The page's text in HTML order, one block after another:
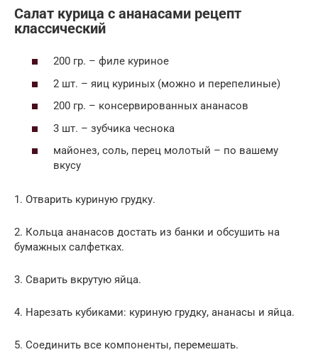
Салат курица с ананасами рецепт
классический
200 гр. – филе куриное
2 шт. – яиц куриных (можно и перепелиные)
200 гр. – консервированных ананасов
3 шт. – зубчика чеснока
майонез, соль, перец молотый – по вашему
вкусу
1. Отварить куриную грудку.
2. Кольца ананасов достать из банки и обсушить на
бумажных салфетках.
3. Сварить вкрутую яйца.
4. Нарезать кубиками: куриную грудку, ананасы и яйца.
5. Соединить все компоненты, перемешать.